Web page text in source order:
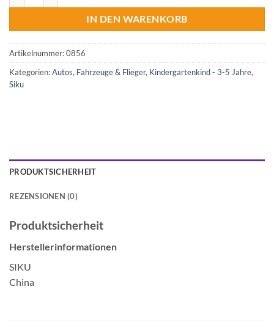
IN DEN WARENKORB
Artikelnummer:0856
Kategorien:Autos, Fahrzeuge & Flieger, Kindergartenkind - 3-5 Jahre,
Siku
PRODUKTSICHERHEIT
REZENSIONEN (0)
Produktsicherheit
Herstellerinformationen
SIKU
China